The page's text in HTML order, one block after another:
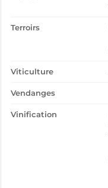
Terroirs
Viticulture
Vendanges
Vinification